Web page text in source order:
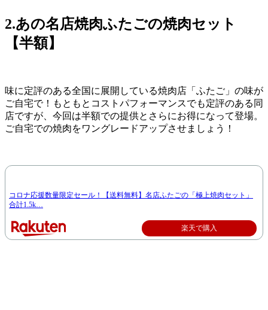
2.あの名店焼肉ふたごの焼肉セット
【半額】
味に定評のある全国に展開している焼肉店「ふたご」の味が
ご自宅で！もともとコストパフォーマンスでも定評のある同
店ですが、今回は半額での提供とさらにお得になって登場。
ご自宅での焼肉をワングレードアップさせましょう！
コロナ応援数量限定セール！【送料無料】名店ふたごの「極上焼肉セット」
合計1.5k…
楽天で購入